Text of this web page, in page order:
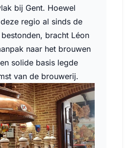
bij Gent. Hoewel
regio al sinds de
bracht Léon
naar het brouwen
solide basis legde
van de brouwerij.